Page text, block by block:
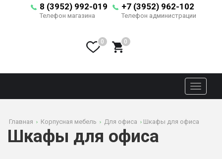
8 (3952) 992-019
Телефон магазина
+7 (3952) 962-102
Телефон администрации
0
0
Toggle
Главная Корпусная мебель Для офиса Шкафы для офиса
Шкафы для офиса